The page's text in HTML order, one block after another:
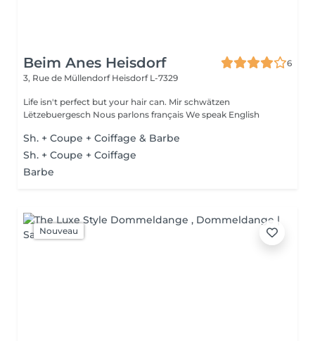
Beim Anes Heisdorf
6
3, Rue de Müllendorf Heisdorf L-7329
Life isn't perfect but your hair can. Mir schwätzen
Lëtzebuergesch Nous parlons français We speak English
Sh. + Coupe + Coiffage & Barbe
Sh. + Coupe + Coiffage
Barbe
Nouveau